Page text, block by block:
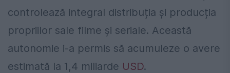
controlează integral distribuția și producția
propriilor sale filme și seriale. Această
autonomie i-a permis să acumuleze o avere
estimată la 1,4 miliarde USD.